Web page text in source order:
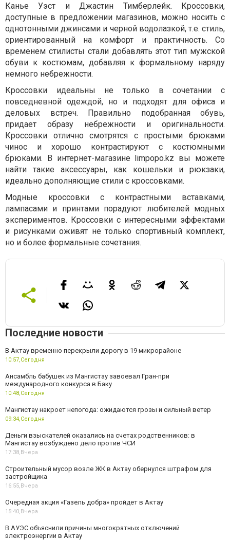
Канье Уэст и Джастин Тимберлейк. Кроссовки,
доступные в предложении магазинов, можно носить с
однотонными джинсами и черной водолазкой, т.е. стиль,
ориентированный на комфорт и практичность. Со
временем стилисты стали добавлять этот тип мужской
обуви к костюмам, добавляя к формальному наряду
немного небрежности.
Кроссовки идеальны не только в сочетании с
повседневной одеждой, но и подходят для офиса и
деловых встреч. Правильно подобранная обувь,
придает образу небрежности и оригинальности.
Кроссовки отлично смотрятся с простыми брюками
чинос и хорошо контрастируют с костюмными
брюками. В интернет-магазине limpopo.kz вы можете
найти такие аксессуары, как кошельки и рюкзаки,
идеально дополняющие стили с кроссовками.
Модные кроссовки с контрастными вставками,
лампасами и принтами порадуют любителей модных
экспериментов. Кроссовки с интересными эффектами
и рисунками оживят не только спортивный комплект,
но и более формальные сочетания.
Последние новости
В Актау временно перекрыли дорогу в 19 микрорайоне
10:57,Сегодня
Ансамбль бабушек из Мангистау завоевал Гран-при
международного конкурса в Баку
10:48,Сегодня
Мангистау накроет непогода: ожидаются грозы и сильный ветер
09:34,Сегодня
Деньги взыскателей оказались на счетах родственников: в
Мангистау возбуждено дело против ЧСИ
17:38,Вчера
Строительный мусор возле ЖК в Актау обернулся штрафом для
застройщика
16:55,Вчера
Очередная акция «Газель добра» пройдет в Актау
15:40,Вчера
В АУЭС объяснили причины многократных отключений
электроэнергии в Актау